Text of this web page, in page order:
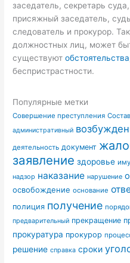
заседатель, секретарь
присяжный заседатель,
следователь и прокурор.
должностных лиц, может
существуютобстоятельства
беспристрастности.
Популярные метки
Совершение преступления
административный
деятельность документ
заявление здоровье
надзор наказание нарушение
освобождение основание
полиция получение
предварительный прекращение
прокуратура прокурор
решение справка сроки